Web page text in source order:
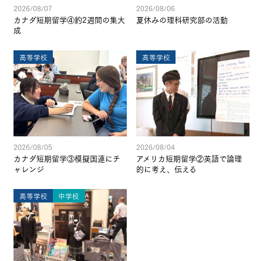
2026/08/07
カナダ短期留学④約2週間の集大
成
2026/08/06
夏休みの理科研究部の活動
高等学校
2026/08/05
カナダ短期留学③模擬国連にチ
ャレンジ
高等学校
2026/08/04
アメリカ短期留学②英語で論理
的に考え、伝える
高等学校 中学校